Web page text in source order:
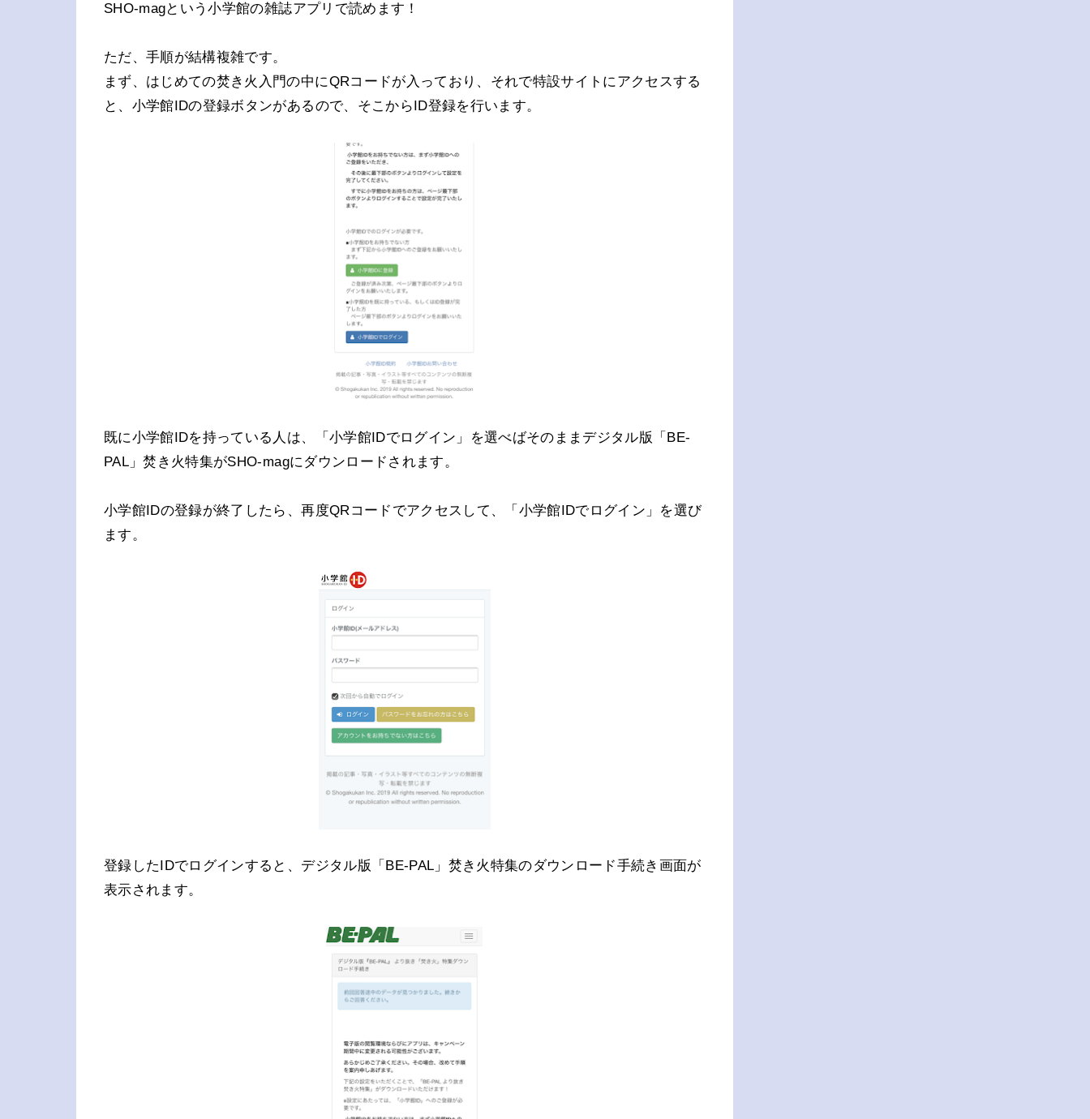
SHO-magという小学館の雑誌アプリで読めます！
ただ、手順が結構複雑です。
まず、はじめての焚き火入門の中にQRコードが入っており、それで特設サイトにアクセスする
と、小学館IDの登録ボタンがあるので、そこからID登録を行います。
既に小学館IDを持っている人は、「小学館IDでログイン」を選べばそのままデジタル版「BE-
PAL」焚き火特集がSHO-magにダウンロードされます。
小学館IDの登録が終了したら、再度QRコードでアクセスして、「小学館IDでログイン」を選び
ます。
登録したIDでログインすると、デジタル版「BE-PAL」焚き火特集のダウンロード手続き画面が
表示されます。